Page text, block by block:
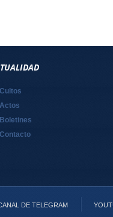
Cultos
Actos
Boletines
Contacto
DE TELEGRAM